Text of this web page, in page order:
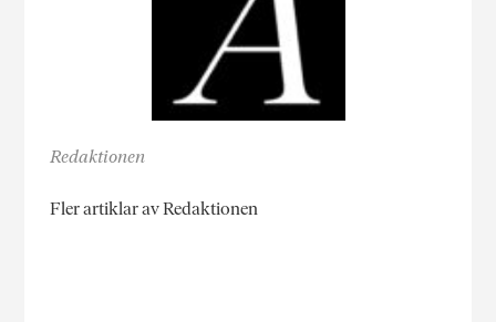
Redaktionen
Fler artiklar av Redaktionen